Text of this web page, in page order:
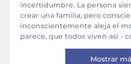
incertidumbre. La persona
crear una familia, pero
inconscientemente aleja el
parece, que todos viven así -
Mostrar